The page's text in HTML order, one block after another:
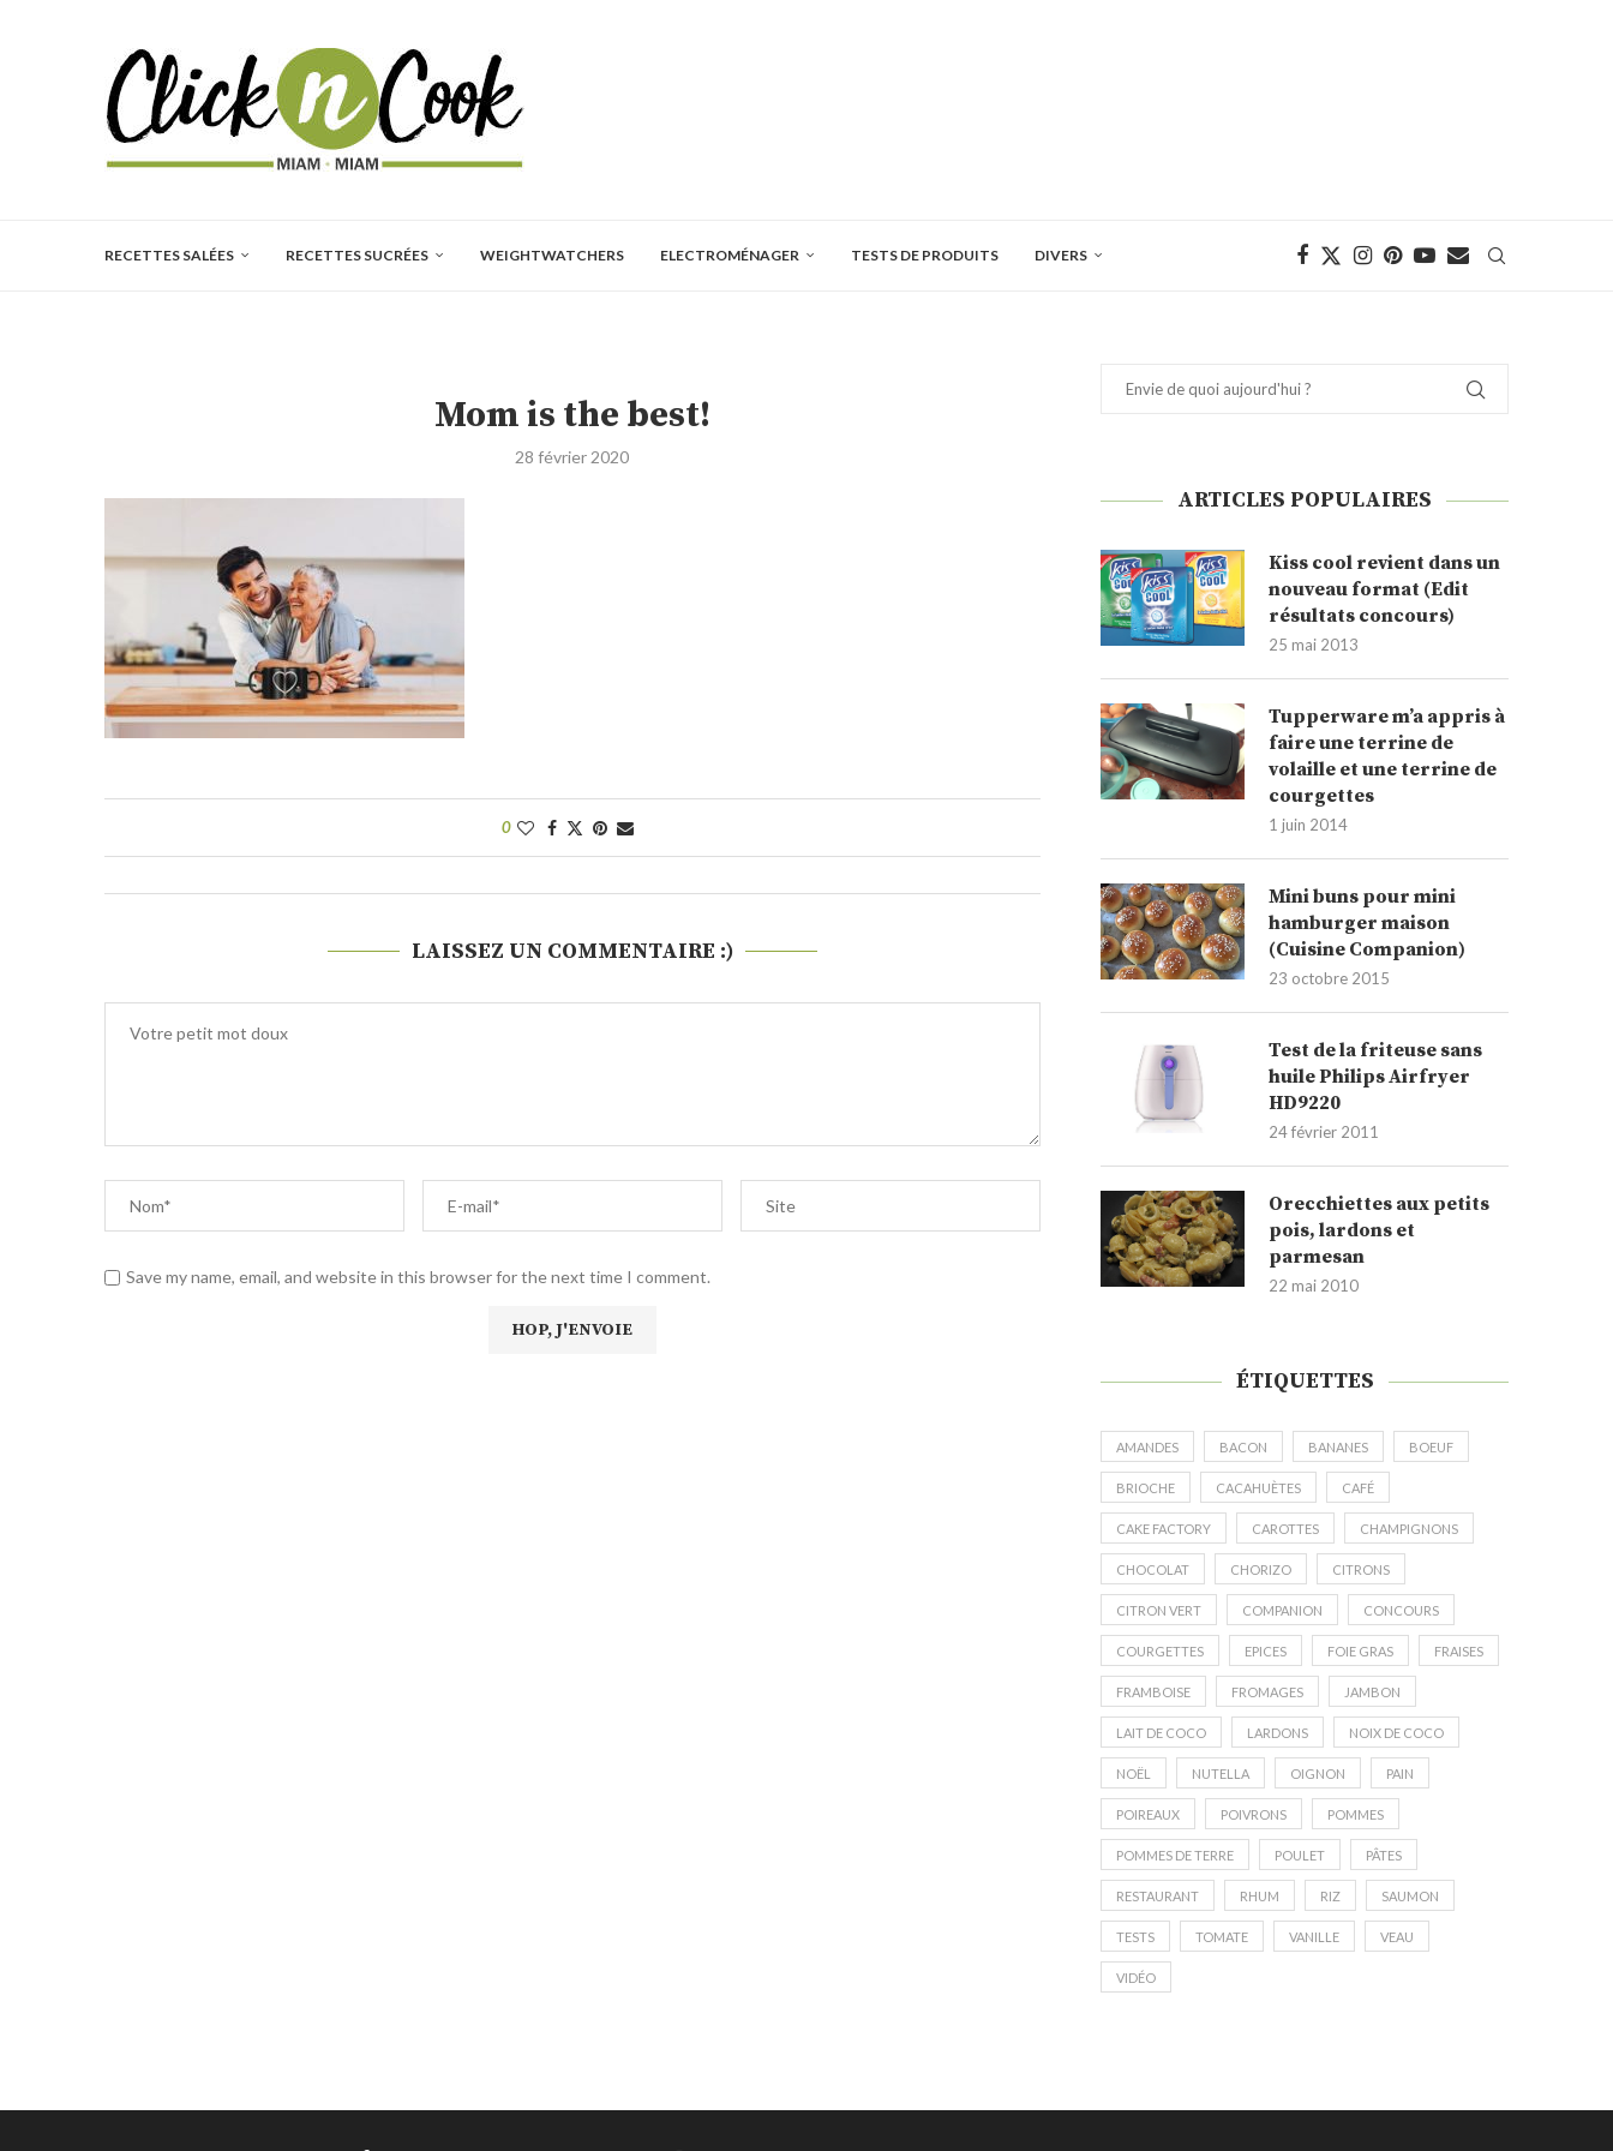
RECETTES SALÉES RECETTES SUCRÉES WEIGHTWATCHERS ELECTROMÉNAGER TESTS DE PRODUITS DIVERS
Mom is the best!
28 février 2020
0
LAISSEZ UN COMMENTAIRE :)
Save my name, email, and website in this browser for the next time I comment.
ARTICLES POPULAIRES
Kiss cool revient dans un
nouveau format (Edit
résultats concours)
25 mai 2013
Tupperware m’a appris à
faire une terrine de
volaille et une terrine de
courgettes
1 juin 2014
Mini buns pour mini
hamburger maison
(Cuisine Companion)
23 octobre 2015
Test de la friteuse sans
huile Philips Airfryer
HD9220
24 février 2011
Orecchiettes aux petits
pois, lardons et
parmesan
22 mai 2010
ÉTIQUETTES
AMANDES BACON BANANES BOEUF
BRIOCHE CACAHUÈTES CAFÉ
CAKE FACTORY CAROTTES CHAMPIGNONS
CHOCOLAT CHORIZO CITRONS
CITRON VERT COMPANION CONCOURS
COURGETTES EPICES FOIE GRAS FRAISES
FRAMBOISE FROMAGES JAMBON
LAIT DE COCO LARDONS NOIX DE COCO
NOËL NUTELLA OIGNON PAIN
POIREAUX POIVRONS POMMES
POMMES DE TERRE POULET PÂTES
RESTAURANT RHUM RIZ SAUMON
TESTS TOMATE VANILLE VEAU
VIDÉO